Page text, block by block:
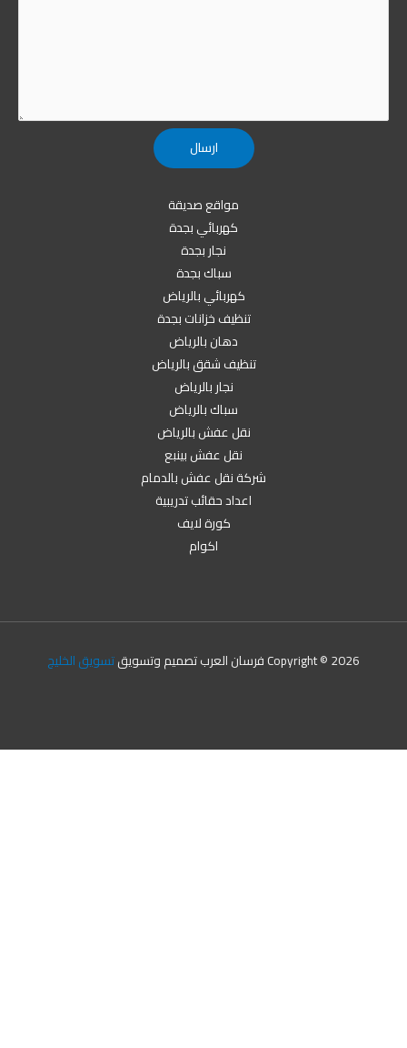
مواقع صديقة
كهربائي بجدة
نجار بجدة
سباك بجدة
كهربائي بالرياض
تنظيف خزانات بجدة
دهان بالرياض
تنظيف شقق بالرياض
نجار بالرياض
سباك بالرياض
نقل عفش بالرياض
نقل عفش بينبع
شركة نقل عفش بالدمام
اعداد حقائب تدريبية
كورة لايف
Copyright © 2026 فرسان العرب تصميم وتسويق تسويق الخليج